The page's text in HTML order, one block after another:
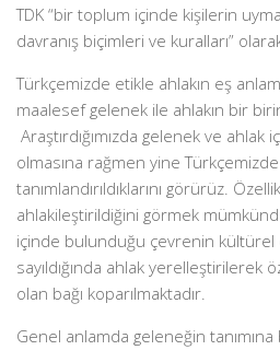
TDK “bir toplum içinde kişilerin
davranış biçimleri ve kuralları”
Türkçemizde etikle ahlakın eş
maalesef gelenek ile ahlakın bir
Araştırdığımızda gelenek ve ahlak
olmasına rağmen yine
tanımlandırıldıklarını görürüz.
ahlakileştirildiğini görmek
içinde bulunduğu çevrenin kültürel
sayıldığında ahlak yerelleştirilerek
olan bağı koparılmaktadır.
Genel anlamda geleneğin